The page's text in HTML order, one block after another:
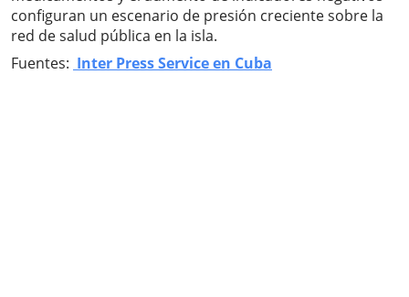
configuran un escenario de presión creciente sobre la
red de salud pública en la isla.
Fuentes: Inter Press Service en Cuba